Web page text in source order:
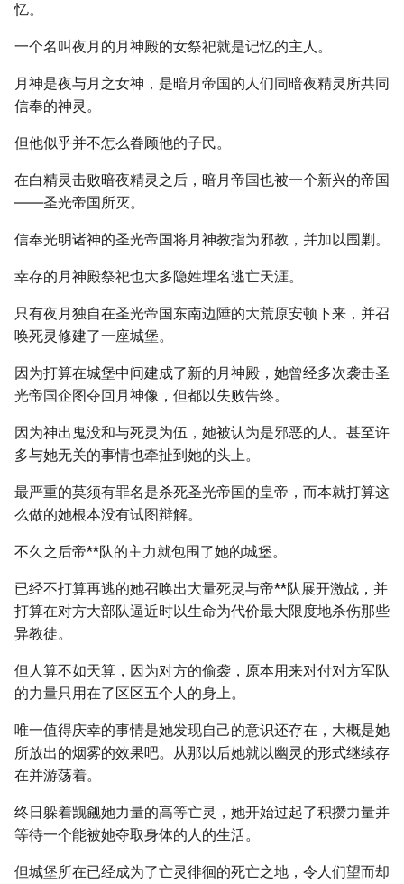
忆。
一个名叫夜月的月神殿的女祭祀就是记忆的主人。
月神是夜与月之女神，是暗月帝国的人们同暗夜精灵所共同
信奉的神灵。
但他似乎并不怎么眷顾他的子民。
在白精灵击败暗夜精灵之后，暗月帝国也被一个新兴的帝国
――圣光帝国所灭。
信奉光明诸神的圣光帝国将月神教指为邪教，并加以围剿。
幸存的月神殿祭祀也大多隐姓埋名逃亡天涯。
只有夜月独自在圣光帝国东南边陲的大荒原安顿下来，并召
唤死灵修建了一座城堡。
因为打算在城堡中间建成了新的月神殿，她曾经多次袭击圣
光帝国企图夺回月神像，但都以失败告终。
因为神出鬼没和与死灵为伍，她被认为是邪恶的人。甚至许
多与她无关的事情也牵扯到她的头上。
最严重的莫须有罪名是杀死圣光帝国的皇帝，而本就打算这
么做的她根本没有试图辩解。
不久之后帝**队的主力就包围了她的城堡。
已经不打算再逃的她召唤出大量死灵与帝**队展开激战，并
打算在对方大部队逼近时以生命为代价最大限度地杀伤那些
异教徒。
但人算不如天算，因为对方的偷袭，原本用来对付对方军队
的力量只用在了区区五个人的身上。
唯一值得庆幸的事情是她发现自己的意识还存在，大概是她
所放出的烟雾的效果吧。从那以后她就以幽灵的形式继续存
在并游荡着。
终日躲着觊觎她力量的高等亡灵，她开始过起了积攒力量并
等待一个能被她夺取身体的人的生活。
但城堡所在已经成为了亡灵徘徊的死亡之地，令人们望而却